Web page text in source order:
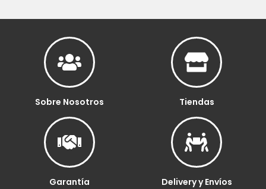
Sobre Nosotros Tiendas
Garantía Delivery y Envíos